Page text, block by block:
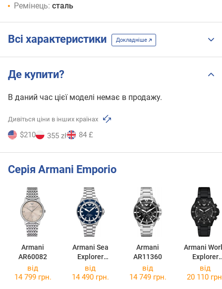
Ремінець: сталь
Всі характеристики Докладніше
Де купити?
В даний час цієї моделі немає в продажу.
Дивіться ціни в інших країнах
$210 355 zł 84 £
Серія Armani Emporio
Armani
AR60082
Armani Sea
Explorer
AR60079
Armani
AR11360
Armani
Explorer
AR11784
від
14 799 грн.
від
14 490 грн.
від
14 749 грн.
від
20 110